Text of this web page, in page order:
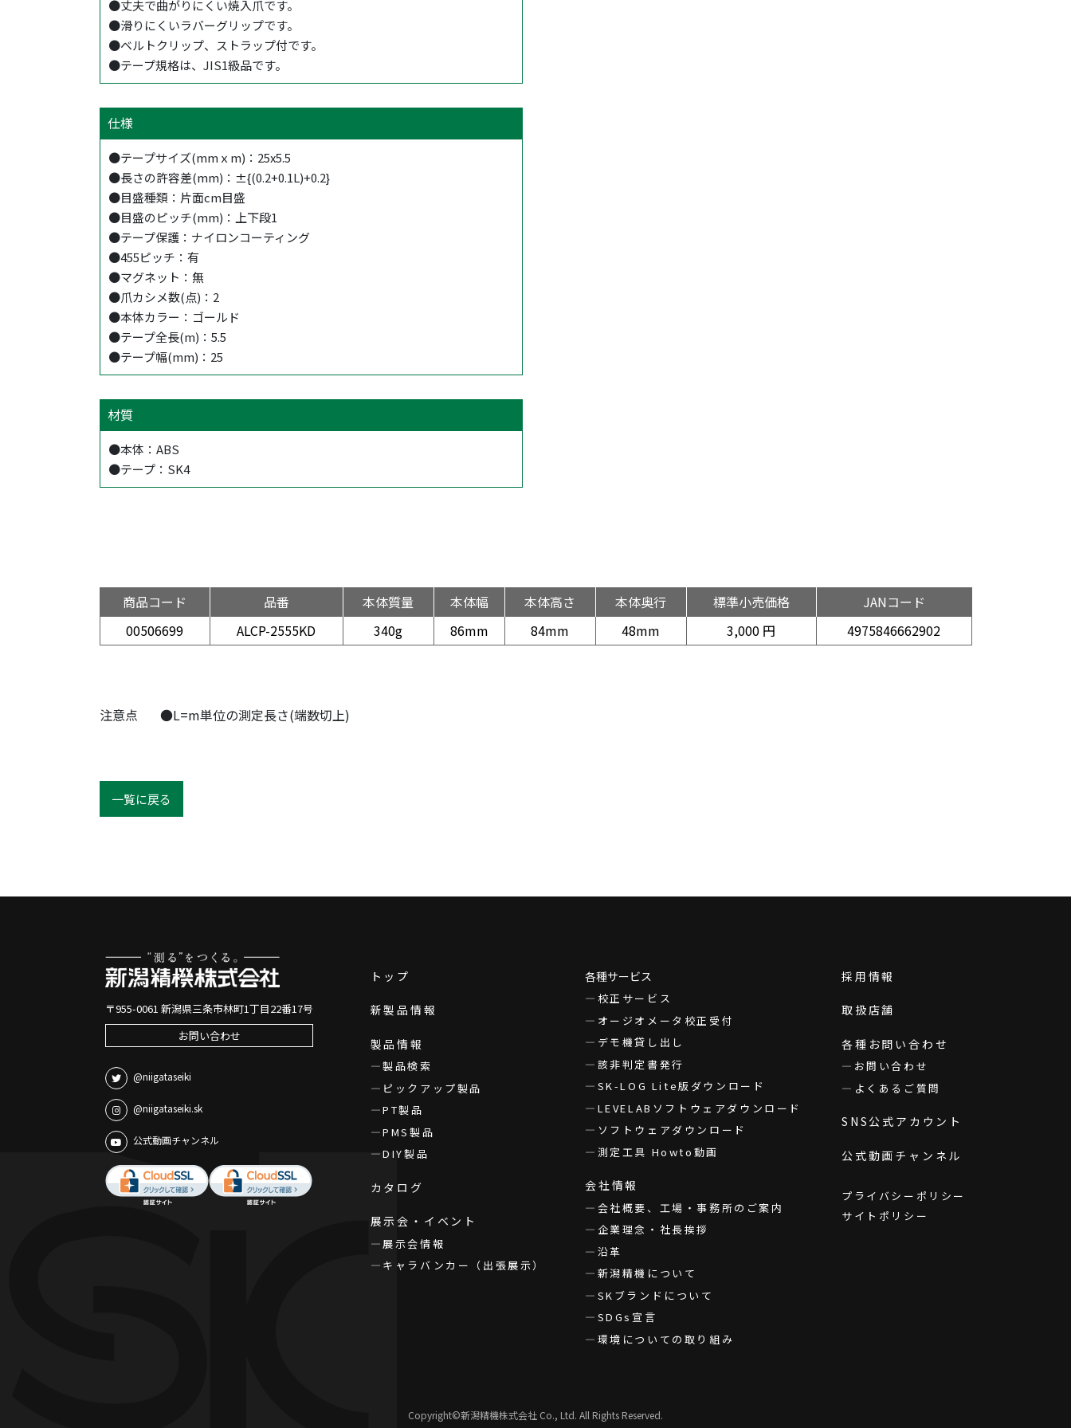
●丈夫で曲がりにくい焼入爪です。
●滑りにくいラバーグリップです。
●ベルトクリップ、ストラップ付です。
●テープ規格は、JIS1級品です。
仕様
●テープサイズ(mmｘm)：25x5.5
●長さの許容差(mm)：±{(0.2+0.1L)+0.2}
●目盛種類：片面cm目盛
●目盛のピッチ(mm)：上下段1
●テープ保護：ナイロンコーティング
●455ピッチ：有
●マグネット：無
●爪カシメ数(点)：2
●本体カラー：ゴールド
●テープ全長(m)：5.5
●テープ幅(mm)：25
材質
●本体：ABS
●テープ：SK4
商品コード 品番 本体質量 本体幅 本体高さ 本体奥行 標準小売価格
JANコード
00506699
ALCP-2555KD 340g 86mm 84mm 48mm 3,000 円 4975846662902
注意点 ●L=m単位の測定長さ(端数切上)
一覧に戻る
〒955-0061 新潟県三条市林町1丁目22番17号
お問い合わせ
@niigataseiki
@niigataseiki.sk
公式動画チャンネル
トップ
新製品情報
製品情報
製品検索
ピックアップ製品
PT製品
PMS製品
DIY製品
カタログ
展示会・イベント
展示会情報
キャラバンカー（出張展示）
各種サービス
校正サービス
オージオメータ校正受付
デモ機貸し出し
該非判定書発行
SK-LOG Lite版ダウンロード
LEVELABソフトウェアダウンロード
ソフトウェアダウンロード
測定工具 Howto動画
会社情報
会社概要、工場・事務所のご案内
企業理念・社長挨拶
沿革
新潟精機について
SKブランドについて
SDGs宣言
環境についての取り組み
採用情報
取扱店舗
各種お問い合わせ
お問い合わせ
よくあるご質問
SNS公式アカウント
公式動画チャンネル
プライバシーポリシー
サイトポリシー
Copyright©新潟精機株式会社 Co., Ltd. All Rights Reserved.